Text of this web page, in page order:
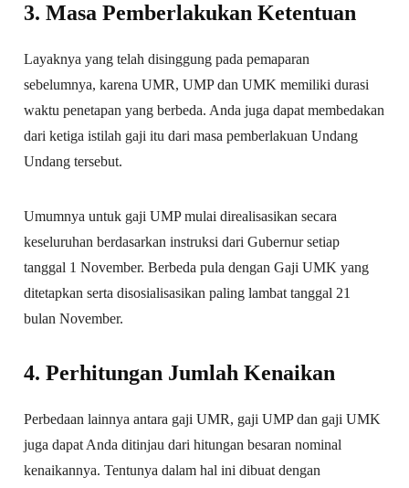
3. Masa Pemberlakukan Ketentuan
Layaknya yang telah disinggung pada pemaparan
sebelumnya, karena UMR, UMP dan UMK memiliki durasi
waktu penetapan yang berbeda. Anda juga dapat membedakan
dari ketiga istilah gaji itu dari masa pemberlakuan Undang
Undang tersebut.
Umumnya untuk gaji UMP mulai direalisasikan secara
keseluruhan berdasarkan instruksi dari Gubernur setiap
tanggal 1 November. Berbeda pula dengan Gaji UMK yang
ditetapkan serta disosialisasikan paling lambat tanggal 21
bulan November.
4. Perhitungan Jumlah Kenaikan
Perbedaan lainnya antara gaji UMR, gaji UMP dan gaji UMK
juga dapat Anda ditinjau dari hitungan besaran nominal
kenaikannya. Tentunya dalam hal ini dibuat dengan